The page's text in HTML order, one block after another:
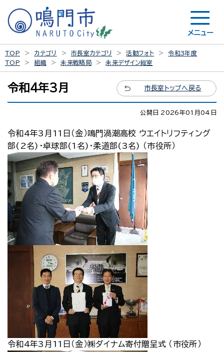
メニュー
TOP カテゴリ 市長室カテゴリ 活動フォト
令和3年度
TOP
組織 未来戦略局 未来デザイン総室
令和4年3月 市長室トップへ戻る
公開日 2026年01月04日
令和4年3月11日（金）鳴門渦潮高校 ウエイトリフティング
部(2名)・卓球部(1名)・柔道部(3名) （市役所）
令和4年3月11日（金）㈱ダイナム寄付贈呈式 （市役所）